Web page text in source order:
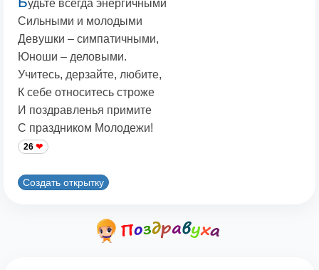
удьте всегда энергичными
Сильными и молодыми
Девушки – симпатичными,
Юноши – деловыми.
Учитесь, дерзайте, любите,
К себе относитесь строже
И поздравленья примите
С праздником Молодежи!
26
Создать открытку